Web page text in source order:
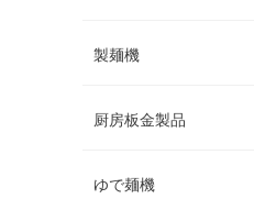
製麺機
厨房板金製品
ゆで麺機